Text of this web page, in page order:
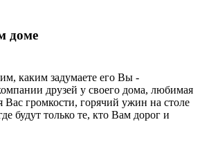
доме
каким задумаете его Вы -
друзей у своего дома, любимая
громкости, горячий ужин на столе
будут только те, кто Вам дорог и